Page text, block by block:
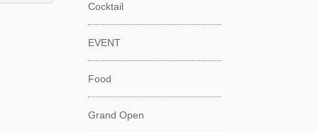
Cocktail
EVENT
Food
Grand Open